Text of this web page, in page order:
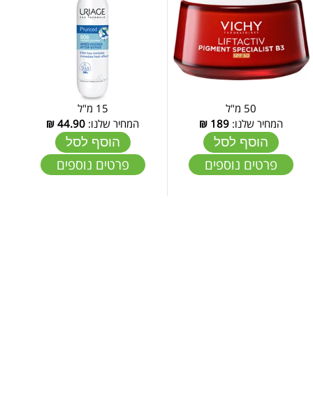
50 מ"ל
המחיר שלנו: 189
₪
הוסף לסל
פרטים נוספים
15 מ"ל
המחיר שלנו: 44.90
₪
הוסף לסל
פרטים נוספים